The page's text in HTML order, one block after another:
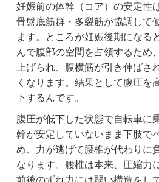
妊娠前の体幹（コア）の安定性
骨盤底筋群・多裂筋が協調して
ます。ところが妊娠後期になる
んで腹部の空間を占領するため
上げられ、腹横筋が引き伸ばさ
くなります。結果として腹圧を
下するんです。
腹圧が低下した状態で自転車に
幹が安定していないまま下肢で
め、力が逃げて腰椎が代わりに
なります。腰椎は本来、圧縮力
前後のずれ力には弱い構造をし